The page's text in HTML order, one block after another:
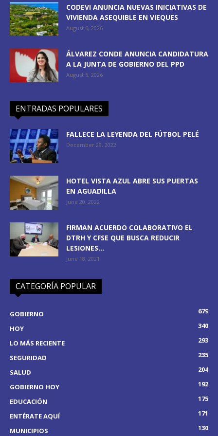
CODEVI ANUNCIA NUEVAS INICIATIVAS DE
VIVIENDA ASEQUIBLE EN VIEQUES
August 6, 2026
ÁLVAREZ CONDE ANUNCIA CANDIDATURA
A LA JUNTA DE GOBIERNO DEL PPD
August 5, 2026
ENTRADAS POPULARES
FALLECE LA LEYENDA DEL FÚTBOL PELÉ
December 29, 2022
HOTEL VISTA AZUL ABRE SUS PUERTAS
EN AGUADILLA
June 20, 2022
FIRMAN ACUERDO COLABORATIVO EL
DTRH Y CFSE QUE BUSCA REDUCIR
LESIONES...
June 18, 2021
CATEGORÍA POPULAR
GOBIERNO
679
HOY
340
LO MÁS RECIENTE
293
SEGURIDAD
235
SALUD
204
GOBIERNO HOY
192
EDUCACIÓN
175
ENTÉRATE AQUÍ
171
MUNICIPIOS
130